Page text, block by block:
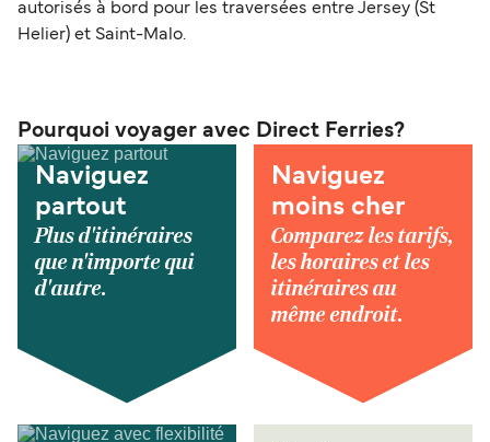
autorisés à bord pour les traversées entre Jersey (St
Helier) et Saint-Malo.
Pourquoi voyager avec Direct Ferries?
Naviguez
partout
Plus d'itinéraires
que n'importe qui
d'autre.
Naviguez
moins cher
Comparez les tarifs,
les horaires et les
itinéraires au
même endroit.